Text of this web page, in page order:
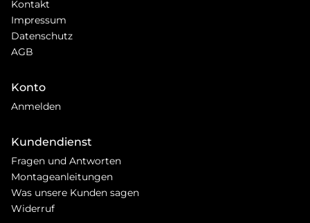
Kontakt
Impressum
Datenschutz
AGB
Konto
Anmelden
Kundendienst
Fragen und Antworten
Montageanleitungen
Was unsere Kunden sagen
Widerruf